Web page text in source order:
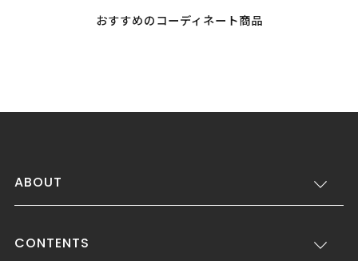
おすすめのコーディネート商品
ABOUT
CONTENTS